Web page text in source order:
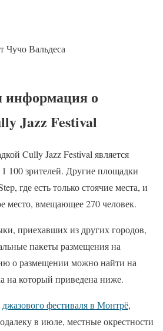
Чучо Вальдеса
информация о
Jazz Festival
Cully Jazz Festival является
100 зрителей. Другие площадки
где есть только стоячие места, и
место, вмещающее 270 человек.
приехавших из других городов,
пакеты размещения на
о размещении можно найти на
на который приведена ниже.
джазового фестиваля в Монтрё,
в июле, местные окрестности